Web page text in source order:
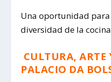
Una oportunidad
diversidad de la
CULTURA, ARTE
PALACIO DA